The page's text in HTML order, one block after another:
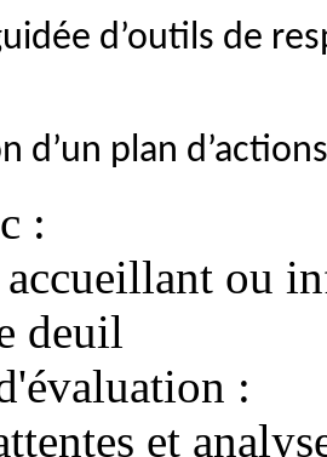
d’outils de
d’un plan
:
ou
deuil
:
et